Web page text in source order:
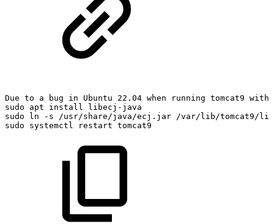
Due to a bug in Ubuntu 22.04 when running tomcat9 with
sudo
apt install
libecj-java
sudo
ln -s /usr/share/java/ecj.jar
/var/lib/tomcat9/lib
sudo
systemctl restart tomcat9